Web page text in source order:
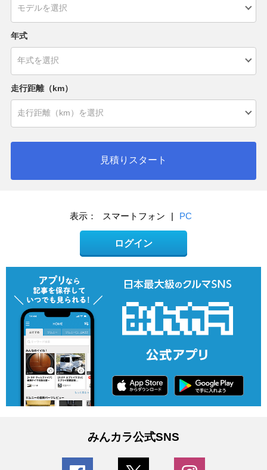
年式
走行距離（km）
見積りスタート
表示： スマートフォン | PC
ログイン
みんカラ公式SNS